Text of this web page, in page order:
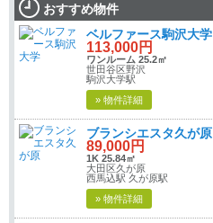
おすすめ物件
ベルファース駒沢大学
113,000円
ワンルーム 25.2㎡
世田谷区野沢
駒沢大学駅
» 物件詳細
ブランシエスタ久が原
89,000円
1K 25.84㎡
大田区久が原
西馬込駅 久が原駅
» 物件詳細